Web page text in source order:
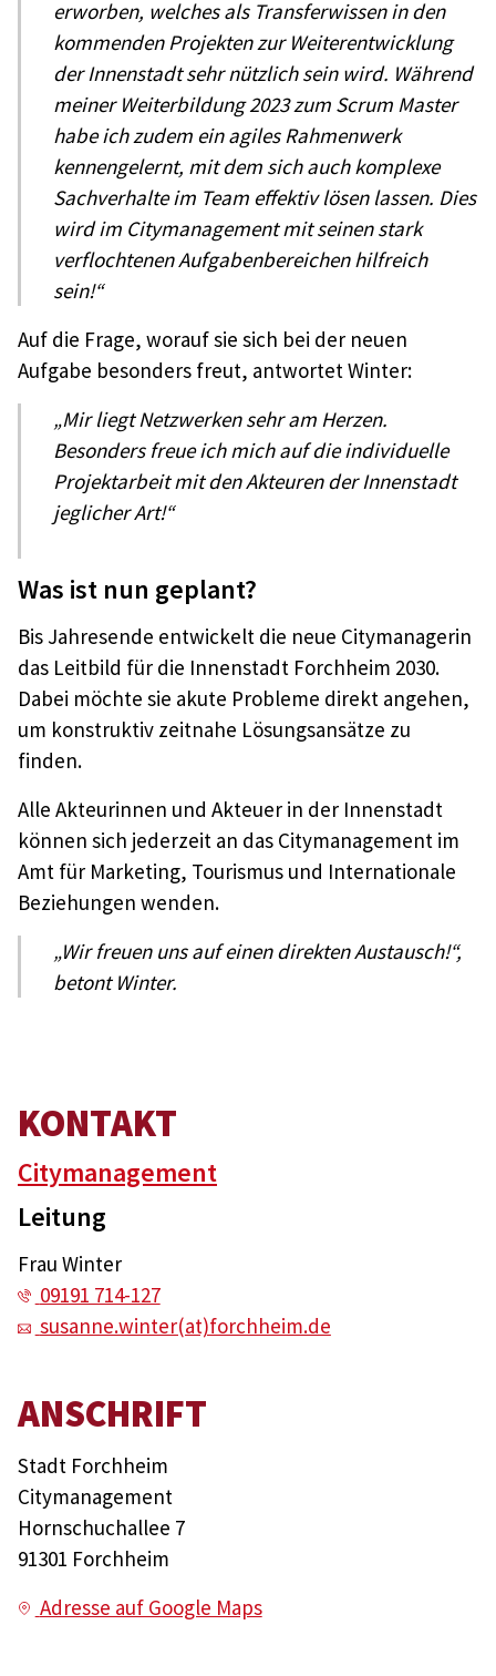
erworben, welches als Transferwissen in den
kommenden Projekten zur Weiterentwicklung
der Innenstadt sehr nützlich sein wird. Während
meiner Weiterbildung 2023 zum Scrum Master
habe ich zudem ein agiles Rahmenwerk
kennengelernt, mit dem sich auch komplexe
Sachverhalte im Team effektiv lösen lassen. Dies
wird im Citymanagement mit seinen stark
verflochtenen Aufgabenbereichen hilfreich
sein!“
Auf die Frage, worauf sie sich bei der neuen
Aufgabe besonders freut, antwortet Winter:
„Mir liegt Netzwerken sehr am Herzen.
Besonders freue ich mich auf die individuelle
Projektarbeit mit den Akteuren der Innenstadt
jeglicher Art!“
Was ist nun geplant?
Bis Jahresende entwickelt die neue Citymanagerin
das Leitbild für die Innenstadt Forchheim 2030.
Dabei möchte sie akute Probleme direkt angehen,
um konstruktiv zeitnahe Lösungsansätze zu
finden.
Alle Akteurinnen und Akteuer in der Innenstadt
können sich jederzeit an das Citymanagement im
Amt für Marketing, Tourismus und Internationale
Beziehungen wenden.
„Wir freuen uns auf einen direkten Austausch!“,
betont Winter.
KONTAKT
Citymanagement
Leitung
Frau Winter
09191 714-127
susanne.winter(at)forchheim.de
ANSCHRIFT
Stadt Forchheim
Citymanagement
Hornschuchallee 7
91301 Forchheim
Adresse auf Google Maps